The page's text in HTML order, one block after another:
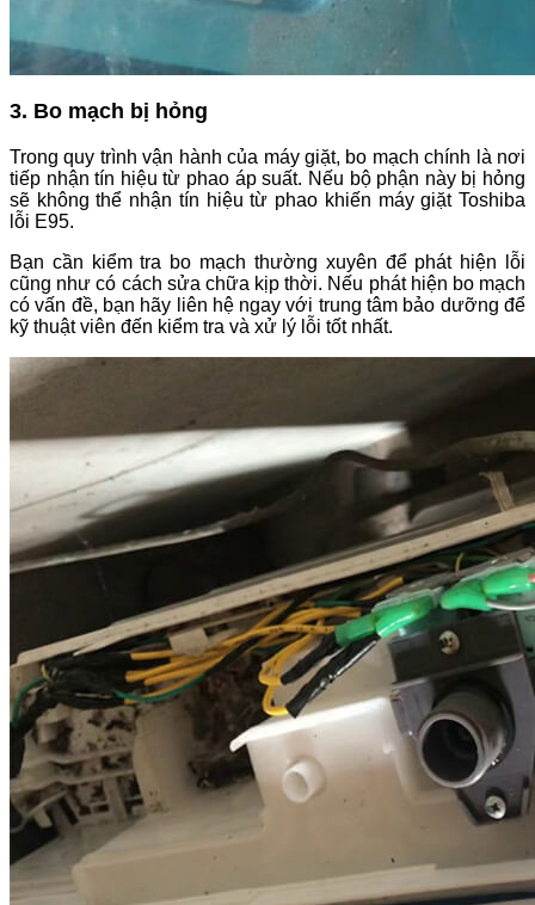
3. Bo mạch bị hỏng
Trong quy trình vận hành của máy giặt, bo mạch chính là nơi
tiếp nhận tín hiệu từ phao áp suất. Nếu bộ phận này bị hỏng
sẽ không thể nhận tín hiệu từ phao khiến máy giặt Toshiba
lỗi E95.
Bạn cần kiểm tra bo mạch thường xuyên để phát hiện lỗi
cũng như có cách sửa chữa kịp thời. Nếu phát hiện bo mạch
có vấn đề, bạn hãy liên hệ ngay với trung tâm bảo dưỡng để
kỹ thuật viên đến kiểm tra và xử lý lỗi tốt nhất.